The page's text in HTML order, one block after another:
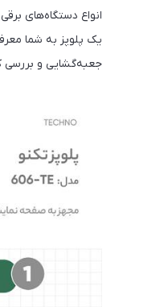
انواع دستگاه‌های
جعبه‌گشایی و بررسی